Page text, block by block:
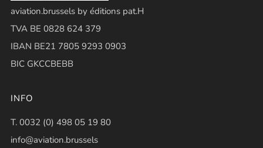
aviation.brussels by éditions pat.H
TVA BE 0828 624 379
IBAN BE21 7805 9293 0903
BIC GKCCBEBB
INFO
T. 0032 (0) 498 05 19 80
info@aviation.brussels